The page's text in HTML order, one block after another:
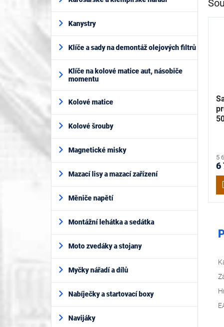
Kanystry
Klíče a sady na demontáž olejových filtrů
Klíče na kolové matice aut, násobiče
momentu
Kolové matice
Kolové šrouby
Magnetické misky
Mazací lisy a mazací zařízení
Měniče napětí
Montážní lehátka a sedátka
Moto zvedáky a stojany
Myčky nářadí a dílů
Nabíječky a startovací boxy
Navijáky
5
6